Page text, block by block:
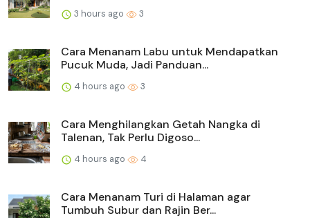
3 hours ago 3
Cara Menanam Labu untuk Mendapatkan
Pucuk Muda, Jadi Panduan...
4 hours ago 3
Cara Menghilangkan Getah Nangka di
Talenan, Tak Perlu Digoso...
4 hours ago 4
Cara Menanam Turi di Halaman agar
Tumbuh Subur dan Rajin Ber...